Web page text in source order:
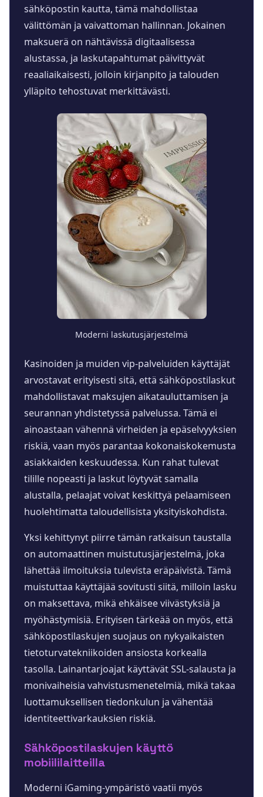
sähköpostin kautta, tämä mahdollistaa
välittömän ja vaivattoman hallinnan. Jokainen
maksuerä on nähtävissä digitaalisessa
alustassa, ja laskutapahtumat päivittyvät
reaaliaikaisesti, jolloin kirjanpito ja talouden
ylläpito tehostuvat merkittävästi.
Moderni laskutusjärjestelmä
Kasinoiden ja muiden vip-palveluiden käyttäjät
arvostavat erityisesti sitä, että sähköpostilaskut
mahdollistavat maksujen aikatauluttamisen ja
seurannan yhdistetyssä palvelussa. Tämä ei
ainoastaan vähennä virheiden ja epäselvyyksien
riskiä, vaan myös parantaa kokonaiskokemusta
asiakkaiden keskuudessa. Kun rahat tulevat
tilille nopeasti ja laskut löytyvät samalla
alustalla, pelaajat voivat keskittyä pelaamiseen
huolehtimatta taloudellisista yksityiskohdista.
Yksi kehittynyt piirre tämän ratkaisun taustalla
on automaattinen muistutusjärjestelmä, joka
lähettää ilmoituksia tulevista eräpäivistä. Tämä
muistuttaa käyttäjää sovitusti siitä, milloin lasku
on maksettava, mikä ehkäisee viivästyksiä ja
myöhästymisiä. Erityisen tärkeää on myös, että
sähköpostilaskujen suojaus on nykyaikaisten
tietoturvatekniikoiden ansiosta korkealla
tasolla. Lainantarjoajat käyttävät SSL-salausta ja
monivaiheisia vahvistusmenetelmiä, mikä takaa
luottamuksellisen tiedonkulun ja vähentää
identiteettivarkauksien riskiä.
Sähköpostilaskujen käyttö
mobiililaitteilla
Moderni iGaming-ympäristö vaatii myös